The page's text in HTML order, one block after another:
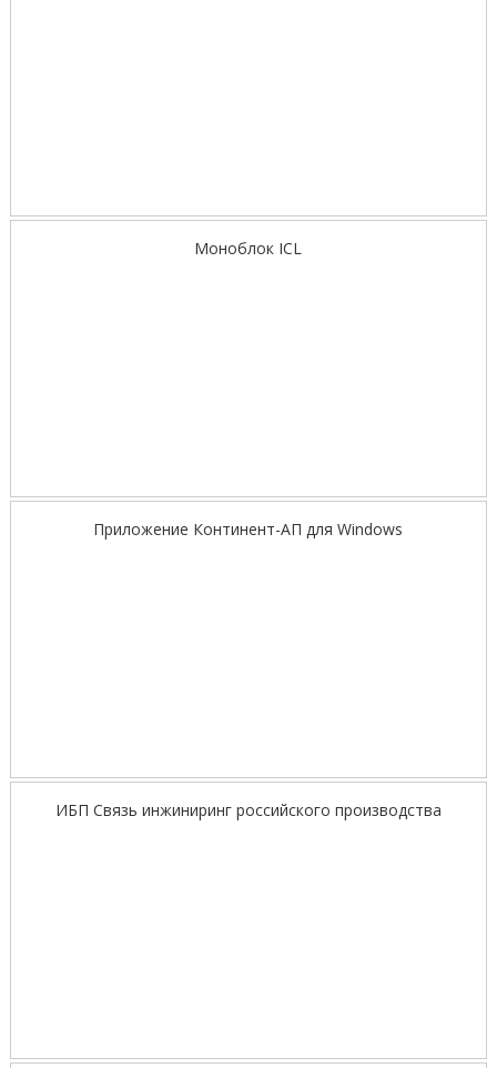
Моноблок ICL
Приложение Континент-АП для Windows
ИБП Связь инжиниринг российского производства